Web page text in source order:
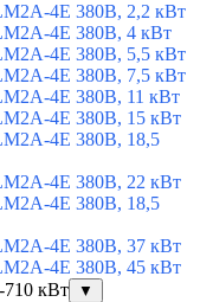
4E 380В, 2,2 кВт
4E 380В, 4 кВт
4E 380В, 5,5 кВт
4E 380В, 7,5 кВт
4E 380В, 11 кВт
4E 380В, 15 кВт
4E 380В, 18,5
4E 380В, 22 кВт
4E 380В, 18,5
4E 380В, 37 кВт
4E 380В, 45 кВт
кВт
▼